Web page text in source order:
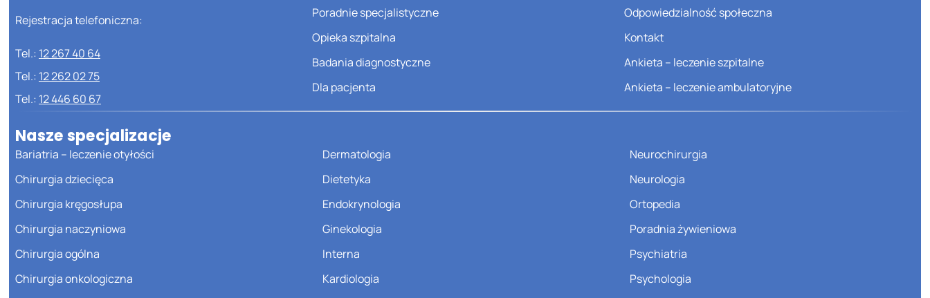
Rejestracja telefoniczna:
Tel.: 12 267 40 64
Tel.: 12 262 02 75
Tel.: 12 446 60 67
Poradnie specjalistyczne
Opieka szpitalna
Badania diagnostyczne
Dla pacjenta
Odpowiedzialność społeczna
Kontakt
Ankieta – leczenie szpitalne
Ankieta – leczenie ambulatoryjne
Nasze specjalizacje
Bariatria – leczenie otyłości
Chirurgia dziecięca
Chirurgia kręgosłupa
Chirurgia naczyniowa
Chirurgia ogólna
Chirurgia onkologiczna
Dermatologia
Dietetyka
Endokrynologia
Ginekologia
Interna
Kardiologia
Neurochirurgia
Neurologia
Ortopedia
Poradnia żywieniowa
Psychiatria
Psychologia